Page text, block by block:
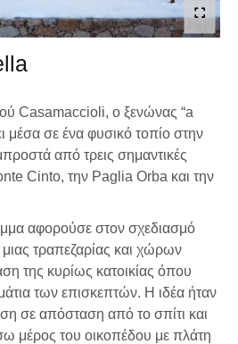
Casamaccioli, ο ξενώνας “a
μέσα σε ένα φυσικό τοπίο στην
από τρεις σημαντικές
Cinto, την Paglia Orba και την
αφορούσε στον σχεδιασμό
τραπεζαρίας και χώρων
της κυρίως κατοικίας όπου
των επισκεπτών. Η ιδέα ήταν
σε απόσταση από το σπίτι και
μέρος του οικοπέδου με πλάτη